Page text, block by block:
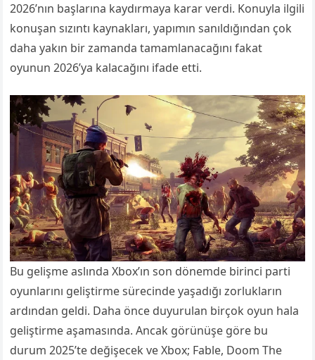
2026’nın başlarına kaydırmaya karar verdi. Konuyla ilgili
konuşan sızıntı kaynakları, yapımın sanıldığından çok
daha yakın bir zamanda tamamlanacağını fakat
oyunun 2026’ya kalacağını ifade etti.
Bu gelişme aslında Xbox’ın son dönemde birinci parti
oyunlarını geliştirme sürecinde yaşadığı zorlukların
ardından geldi. Daha önce duyurulan birçok oyun hala
geliştirme aşamasında. Ancak görünüşe göre bu
durum 2025’te değişecek ve Xbox; Fable, Doom The